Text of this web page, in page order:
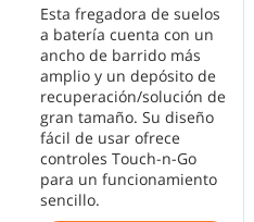
Esta fregadora de suelos
a batería cuenta con un
ancho de barrido más
amplio y un depósito de
recuperación/solución de
gran tamaño. Su diseño
fácil de usar ofrece
controles Touch-n-Go
para un funcionamiento
sencillo.